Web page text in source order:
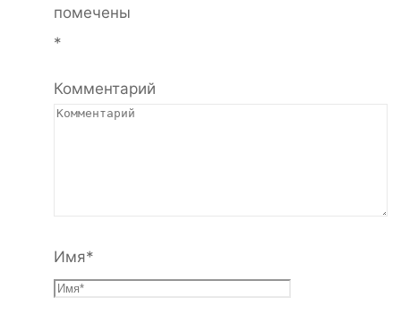
помечены
*
Комментарий
Имя*